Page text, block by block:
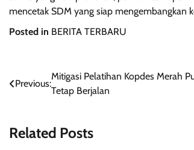
mencetak SDM yang siap mengembangkan
Posted in BERITA TERBARU
Navigasi
Previous:
Mitigasi Pelatihan Kopdes Merah
Tetap Berjalan
Related Posts